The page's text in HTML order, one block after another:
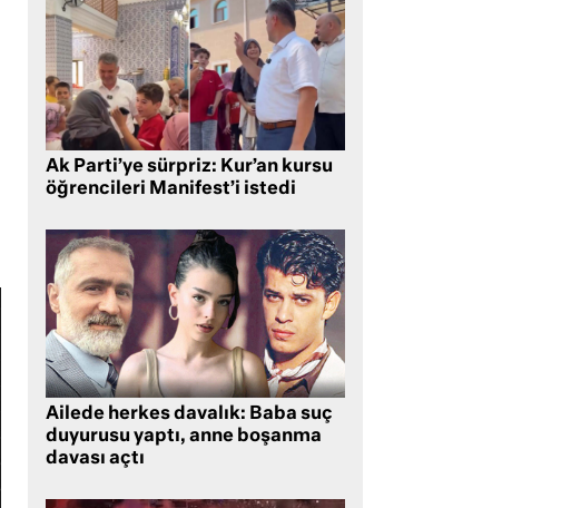
Ak Parti’ye sürpriz: Kur’an kursu
öğrencileri Manifest’i istedi
Ailede herkes davalık: Baba suç
duyurusu yaptı, anne boşanma
davası açtı